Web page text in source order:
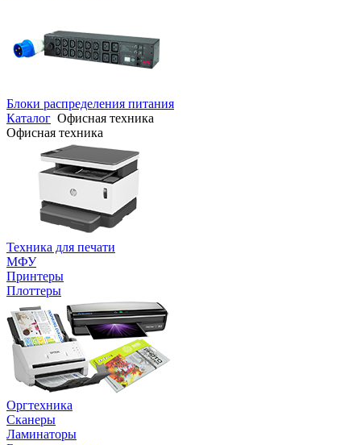
Блоки распределения питания
Каталог Офисная техника
Офисная техника
Техника для печати
МФУ
Принтеры
Плоттеры
Оргтехника
Сканеры
Ламинаторы